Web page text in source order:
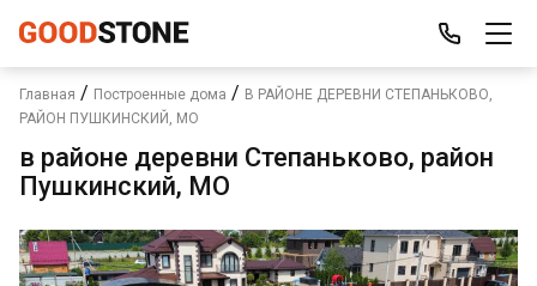
Главная / Построенные дома / В РАЙОНЕ ДЕРЕВНИ СТЕПАНЬКОВО,
РАЙОН ПУШКИНСКИЙ, МО
в районе деревни Степаньково, район
Пушкинский, МО